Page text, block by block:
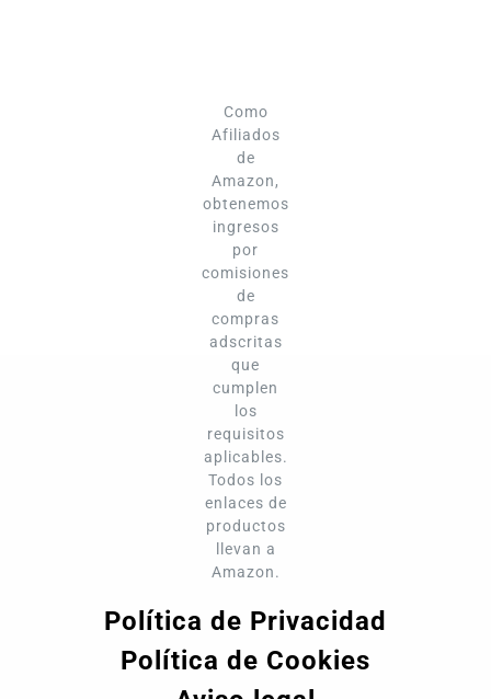
Como
Afiliados
de
Amazon,
obtenemos
ingresos
por
comisiones
de
compras
adscritas
que
cumplen
los
requisitos
aplicables.
Todos los
enlaces de
productos
llevan a
Amazon.
Política de Privacidad
Política de Cookies